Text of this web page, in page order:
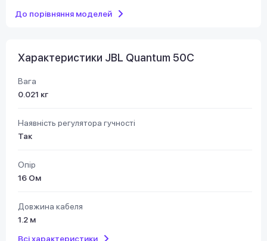
До порівняння моделей
Характеристики JBL Quantum 50С
Вага
0.021 кг
Наявність регулятора гучності
Так
Опір
16 Ом
Довжина кабеля
1.2 м
Всі характеристики